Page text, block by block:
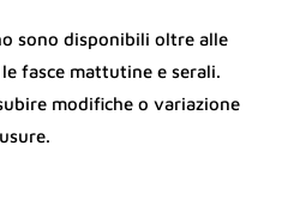
sono disponibili oltre alle
fasce mattutine e serali.
modifiche o variazione